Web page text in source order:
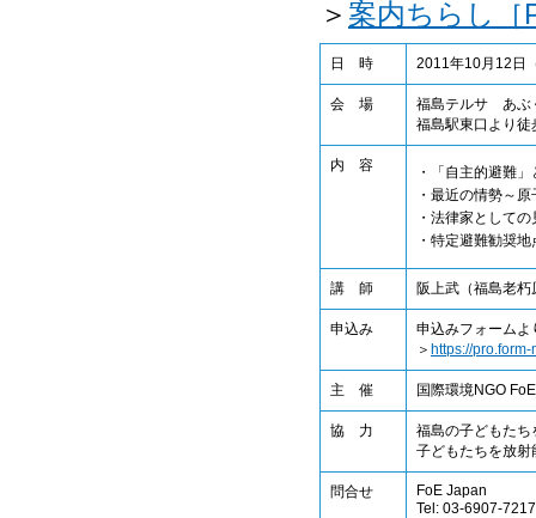
＞ 案内ちらし［
日 時 2011年10月12日
会 場
福島テルサ あ
福島駅東口より徒
内 容
・「自主的避難
・最近の情勢～
・法律家としての
・特定避難勧奨
講 師 阪上武（福島老
申込み
申込みフォーム
＞ https://
主 催 国際環境NGO
協 力
福島の子どもた
子どもたちを放
問合せ
FoE Japan
Tel: 03-6907-